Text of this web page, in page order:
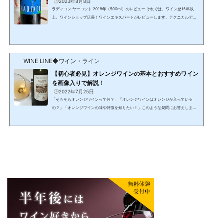
ラディコン ヤーコット 2018年（500ml）のレビュー それでは、ワイン歴15年以
上。ワインショップ店長！ワインエキスパートがレビューします。テクニカルデー
農法へと移行アルコール度：13度備考：フリウラーノは...
WINE LINE◆ワイン・ライン
【初心者必見】オレンジワインの基本とおすすめワイン
を画像入りで解説！
2022年7月25日
「そもそもオレンジワインって何？」「オレンジワインはオレンジが入っている
の？」「オレンジワインの味や特徴を知りたい！」このような疑問にお答えしま